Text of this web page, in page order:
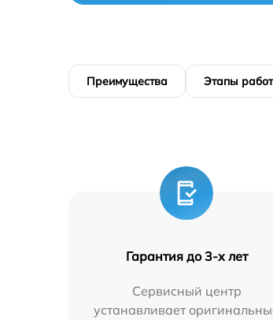
Преимущества Этапы работ
Гарантия до 3-х лет
Сервисный центр
устанавливает